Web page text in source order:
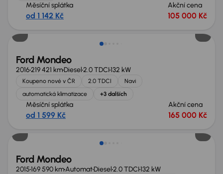
Měsíční splátka
od 1 142 Kč
Akční cena
105 000 Kč
Ford Mondeo
2016219 421 kmDiesel2.0 TDCI132 kW
Koupeno nové v ČR 2.0 TDCI
Navi
automatická klimatizace
+3 dalších
Měsíční splátka
od 1 599 Kč
Akční cena
165 000 Kč
Možnost odpočtu DPH
Ford Mondeo
2015169 590 kmAutomatDiesel2.0 TDCI132 kW